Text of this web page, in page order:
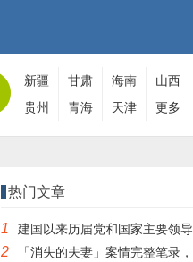
新疆 甘肃 海南
山西
贵州
青海 天津 更多
热门文章
1 建国以来历届党和国家主要领导人全名单
2 「消失的夫妻」案情完整笔录，凶手灭绝人性！|杀人狂魔004